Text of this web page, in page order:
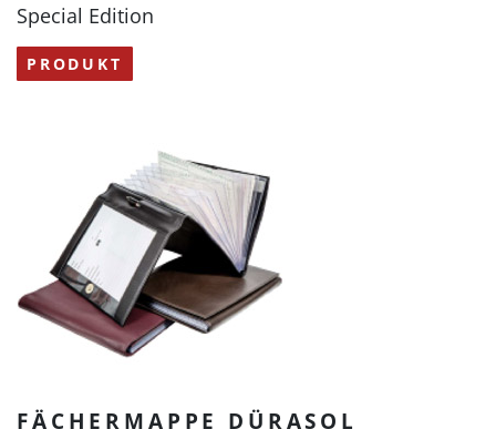
Special Edition
PRODUKT
FÄCHERMAPPE DÜRASOL